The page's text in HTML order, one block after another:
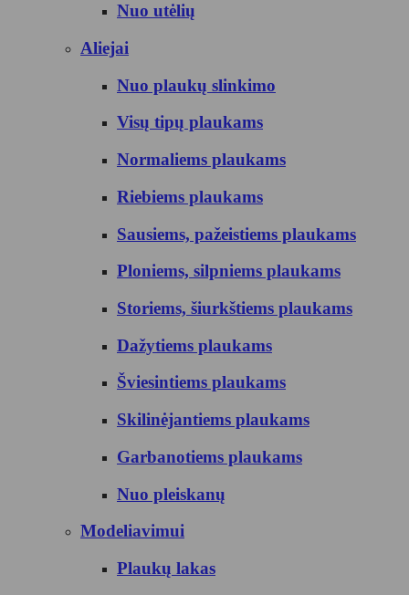
Nuo utėlių
Aliejai
Nuo plaukų slinkimo
Visų tipų plaukams
Normaliems plaukams
Riebiems plaukams
Sausiems, pažeistiems plaukams
Ploniems, silpniems plaukams
Storiems, šiurkštiems plaukams
Dažytiems plaukams
Šviesintiems plaukams
Skilinėjantiems plaukams
Garbanotiems plaukams
Nuo pleiskanų
Modeliavimui
Plaukų lakas